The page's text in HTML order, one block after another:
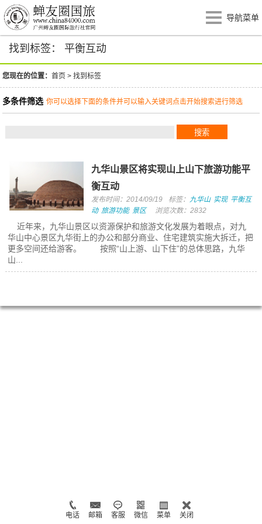
导航菜单
找到标签： 平衡互动
您现在的位置：首页 >找到标签
多条件筛选 你可以选择下面的条件并可以输入关键词点击开始搜索进行筛选
九华山景区将实现山上山下旅游功能平
衡互动
发布时间：2014/09/19 标签： 九华山 实现 平衡互
动 旅游功能 景区 浏览次数：2832
近年来，九华山景区以资源保护和旅游文化发展为着眼点，对九
华山中心景区九华街上的办公和部分商业、住宅建筑实施大拆迁，把
更多空间还给游客。 按照“山上游、山下住”的总体思路，九华
山...
电话 邮箱 客服 微信 菜单 关闭